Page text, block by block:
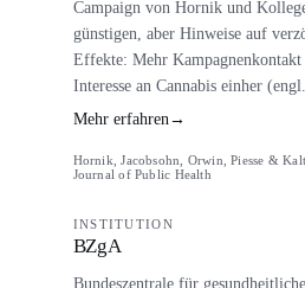
Campaign von Hornik und
günstigen, aber Hinweise auf
Effekte: Mehr
Interesse an Cannabis einher
Mehr erfahren →
Hornik, Jacobsohn, Orwin, Piesse &
Journal of Public Health
INSTITUTION
BZgA
Bundeszentrale für